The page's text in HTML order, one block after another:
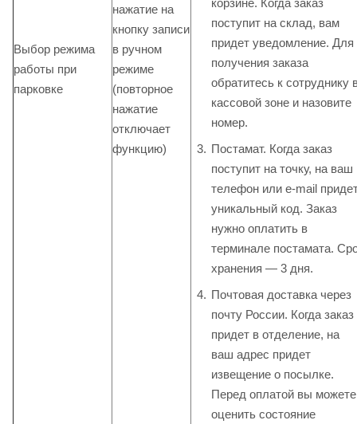
Выбор режима
работы при
парковке
нажатие на
кнопку записи
в ручном
режиме
(повторное
нажатие
отключает
функцию)
поступит на склад, вам
придет уведомление. Для
получения заказа
обратитесь к сотруднику
кассовой зоне и назовите
номер.
Постамат. Когда заказ
поступит на точку, на ваш
телефон или e-mail
уникальный код. Заказ
нужно оплатить в
терминале постамата.
хранения — 3 дня.
Почтовая доставка через
почту России. Когда заказ
придет в отделение, на
ваш адрес придет
извещение о посылке.
Перед оплатой вы можете
оценить состояние